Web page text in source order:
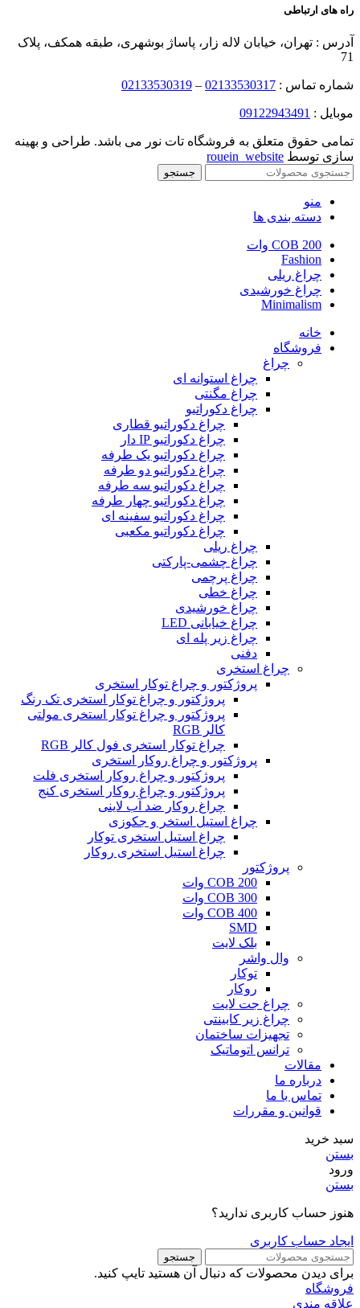
راه های ارتباطی
آدرس : تهران، خیابان لاله زار، پاساژ بوشهری، طبقه همکف، پلاک
71
شماره تماس : 02133530317
–
02133530319
موبایل : 09122943491
تمامی حقوق متعلق به فروشگاه تات نور می باشد. طراحی و بهینه
سازی توسط rouein_website
جستجو
منو
دسته بندی ها
COB 200 وات
Fashion
چراغ ریلی
چراغ خورشیدی
Minimalism
خانه
فروشگاه
چراغ
چراغ استوانه ای
چراغ مگنتی
چراغ دکوراتیو
چراغ دکوراتیو قطاری
چراغ دکوراتیو IP دار
چراغ دکوراتیو یک طرفه
چراغ دکوراتیو دو طرفه
چراغ دکوراتیو سه طرفه
چراغ دکوراتیو چهار طرفه
چراغ دکوراتیو سفینه ای
چراغ دکوراتیو مکعبی
چراغ ریلی
چراغ چشمی-پارکتی
چراغ پرچمی
چراغ خطی
چراغ خورشیدی
چراغ خیابانی LED
چراغ زیر پله ای
دفنی
چراغ استخری
پروژکتور و چراغ توکار استخری
پروژکتور و چراغ توکار استخری تک رنگ
پروژکتور و چراغ توکار استخری مولتی
کالر RGB
چراغ توکار استخری فول کالر RGB
پروژکتور و چراغ روکار استخری
پروژکتور و چراغ روکار استخری فلت
پروژکتور و چراغ روکار استخری کنج
چراغ روکار ضد آب لاینی
چراغ استیل استخر و جکوزی
چراغ استیل استخری توکار
چراغ استیل استخری روکار
پروژکتور
COB 200 وات
COB 300 وات
COB 400 وات
SMD
بلک لایت
وال واشر
توکار
روکار
چراغ جت لایت
چراغ زیر کابینتی
تجهیزات ساختمان
ترانس اتوماتیک
مقالات
درباره ما
تماس با ما
قوانین و مقررات
سبد خرید
بستن
ورود
بستن
هنوز حساب کاربری ندارید؟
ایجاد حساب کاربری
جستجو
برای دیدن محصولات که دنبال آن هستید تایپ کنید.
فروشگاه
علاقه مندی